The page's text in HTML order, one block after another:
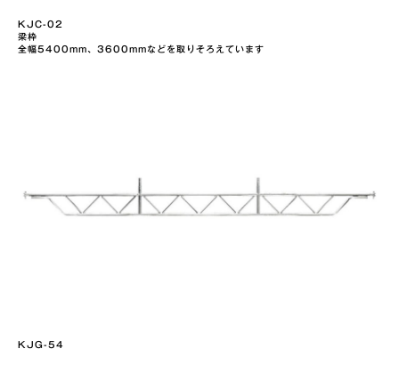
KJC-02
梁枠
全幅5400mm、3600mmなどを取りそろえています
KJG-54